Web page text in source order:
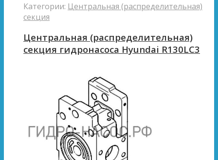
Категории: Центральная (распределительная)
секция
Центральная (распределительная)
секция гидронасоса Hyundai R130LC3